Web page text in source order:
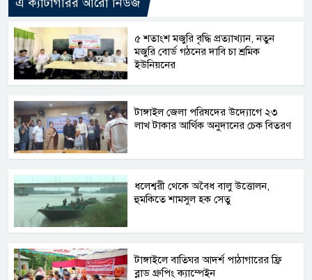
৫ শতাংশ মজুরি বৃদ্ধি প্রত্যাখ্যান, নতুন
মজুরি বোর্ড গঠনের দাবি চা শ্রমিক
ইউনিয়নের
টাঙ্গাইল জেলা পরিষদের উদ্যোগে ২৩
লাখ টাকার আর্থিক অনুদানের চেক বিতরণ
ধলেশ্বরী থেকে অবৈধ বালু উত্তোলন,
হুমকিতে শামসুল হক সেতু
টাঙ্গাইলে বাতিঘর আদর্শ পাঠাগারের ফ্রি
ব্লাড গ্রুপিং ক্যাম্পেইন